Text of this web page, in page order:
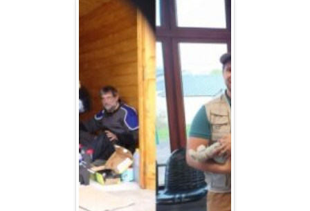
1952/1957
La 15/6 G –
1938/1947
La 15/6 D –
1947/1955
La 15/6 H –
1954/1956